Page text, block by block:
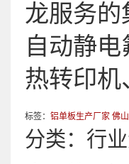
龙服务的
自动静
热转印机
标签： 铝单板生产厂家 佛
分类： 行